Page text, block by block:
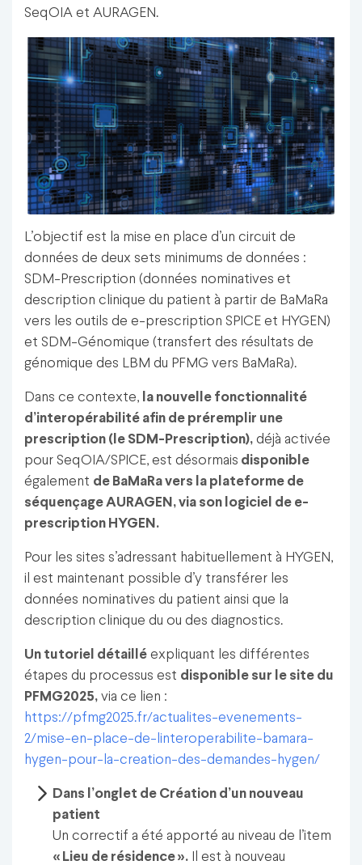
SeqOIA et AURAGEN.
L’objectif est la mise en place d’un circuit de
données de deux sets minimums de données :
SDM-Prescription (données nominatives et
description clinique du patient à partir de BaMaRa
vers les outils de e-prescription SPICE et HYGEN)
et SDM-Génomique (transfert des résultats de
génomique des LBM du PFMG vers BaMaRa).
Dans ce contexte, la nouvelle fonctionnalité
d’interopérabilité afin de préremplir une
prescription (le SDM-Prescription), déjà activée
pour SeqOIA/SPICE, est désormais disponible
également de BaMaRa vers la plateforme de
séquençage AURAGEN, via son logiciel de e-
prescription HYGEN.
Pour les sites s’adressant habituellement à HYGEN,
il est maintenant possible d’y transférer les
données nominatives du patient ainsi que la
description clinique du ou des diagnostics.
Un tutoriel détaillé expliquant les différentes
étapes du processus est disponible sur le site du
PFMG2025, via ce lien :
https://pfmg2025.fr/actualites-evenements-
2/mise-en-place-de-linteroperabilite-bamara-
hygen-pour-la-creation-des-demandes-hygen/
Dans l’onglet de Création d’un nouveau
patient
Un correctif a été apporté au niveau de l’item
« Lieu de résidence». Il est à nouveau